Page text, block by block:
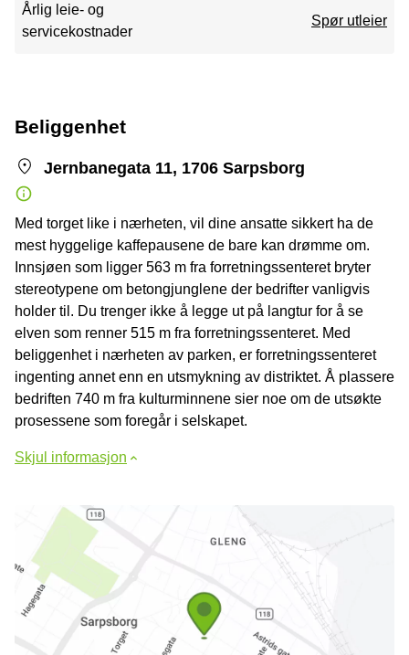
Årlig leie- og
servicekostnader
Spør utleier
Beliggenhet
Jernbanegata 11, 1706 Sarpsborg
Med torget like i nærheten, vil dine ansatte sikkert ha de
mest hyggelige kaffepausene de bare kan drømme om.
Innsjøen som ligger 563 m fra forretningssenteret bryter
stereotypene om betongjunglene der bedrifter vanligvis
holder til. Du trenger ikke å legge ut på langtur for å se
elven som renner 515 m fra forretningssenteret. Med
beliggenhet i nærheten av parken, er forretningssenteret
ingenting annet enn en utsmykning av distriktet. Å plassere
bedriften 740 m fra kulturminnene sier noe om de utsøkte
prosessene som foregår i selskapet.
Skjul informasjon